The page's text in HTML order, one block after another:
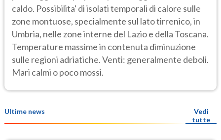
caldo. Possibilita' di isolati temporali di calore sulle
zone montuose, specialmente sul lato tirrenico, in
Umbria, nelle zone interne del Lazio e della Toscana.
Temperature massime in contenuta diminuzione
sulle regioni adriatiche. Venti: generalmente deboli.
Mari calmi o poco mossi.
Ultime news
Vedi
tutte